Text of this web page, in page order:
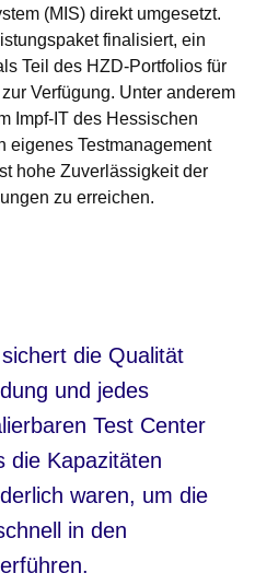
(MIS) direkt umgesetzt.
finalisiert, ein
Teil des HZD-Portfolios für
Verfügung. Unter anderem
Impf-IT des Hessischen
eigenes Testmanagement
hohe Zuverlässigkeit der
zu erreichen.
die Qualität
und jedes
Test Center
die Kapazitäten
waren, um die
in den